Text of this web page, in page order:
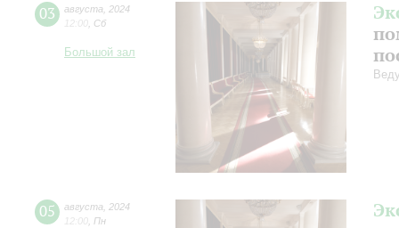
03 августа
2024
12:00 Сб
Большой зал
05 августа
2024
12:00 Пн